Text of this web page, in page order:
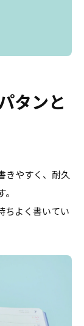
タンと
きやすく、耐久
ちよく書いてい